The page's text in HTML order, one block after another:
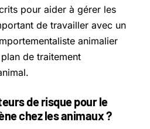
pour aider à gérer les
de travailler avec un
animalier
de traitement
de risque pour le
chez les animaux ?